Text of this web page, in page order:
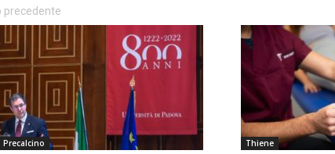
precedente
Thiene